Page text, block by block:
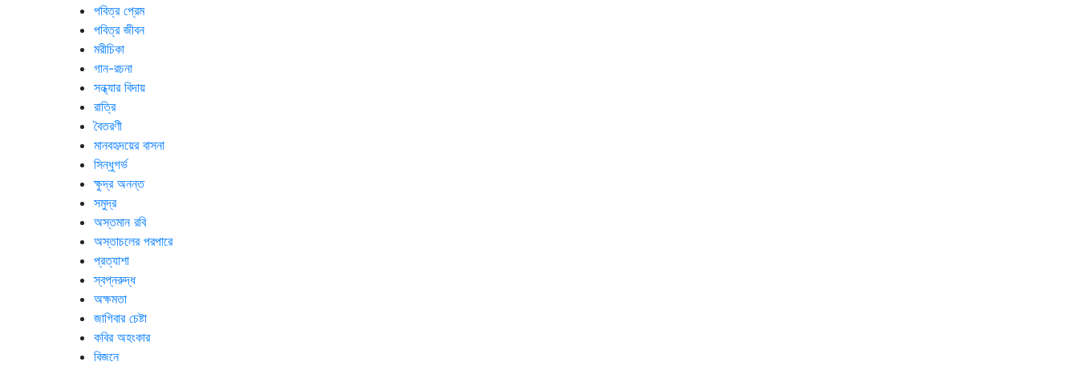
পবিত্র প্রেম
পবিত্র জীবন
মরীচিকা
গান-রচনা
সন্ধ্যার বিদায়
রাত্রি
বৈতরণী
মানবহৃদয়ের বাসনা
সিন্ধুগর্ভ
ক্ষুদ্র অনন্ত
সমুদ্র
অস্তমান রবি
অস্তাচলের পরপারে
প্রত্যাশা
স্বপ্নরুদ্ধ
অক্ষমতা
জাগিবার চেষ্টা
কবির অহংকার
বিজনে